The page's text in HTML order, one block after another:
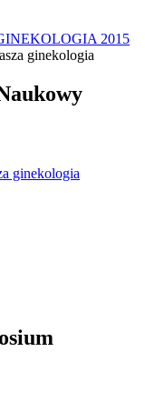
2015
ginekologia